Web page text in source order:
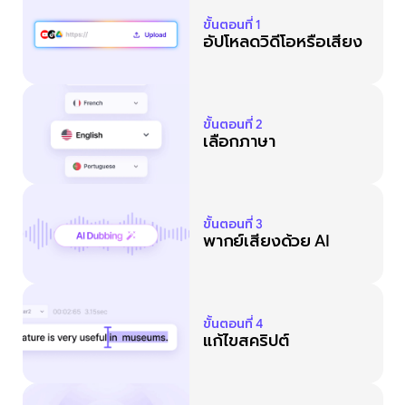
ขั้นตอนที่ 1
อัปโหลดวิดีโอหรือเสียง
ขั้นตอนที่ 2
เลือกภาษา
ขั้นตอนที่ 3
พากย์เสียงด้วย AI
ขั้นตอนที่ 4
แก้ไขสคริปต์